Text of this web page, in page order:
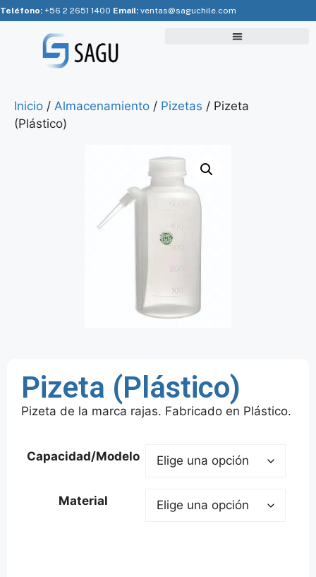
Teléfono: +56 2 2651 1400 Email: ventas@saguchile.com
Inicio / Almacenamiento / Pizetas / Pizeta
(Plástico)
Pizeta (Plástico)
Pizeta de la marca rajas. Fabricado en Plástico.
Capacidad/Modelo
Material